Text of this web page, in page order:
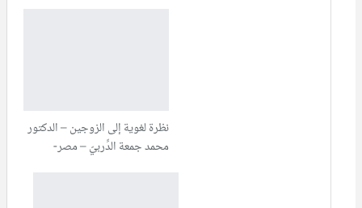
نظرة لغوية إلى الزوجين – الدكتور
محمد جمعة الدِّربيّ – مصر-